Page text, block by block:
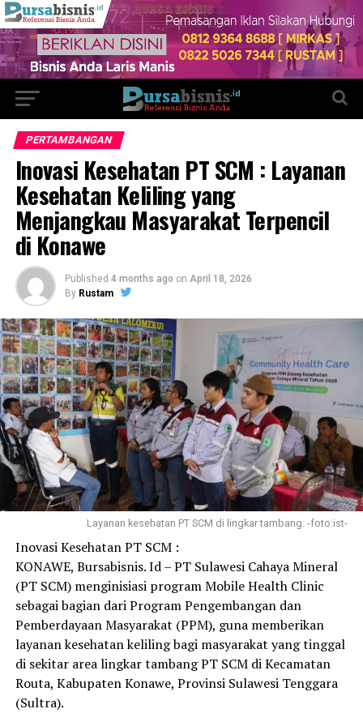
PERTAMBANGAN
Inovasi Kesehatan PT SCM : Layanan
Kesehatan Keliling yang
Menjangkau Masyarakat Terpencil
di Konawe
Published 4 months ago on April 18, 2026
By Rustam
Layanan kesehatan PT SCM di lingkar tambang. -foto:ist-
Inovasi Kesehatan PT SCM :
KONAWE, Bursabisnis. Id – PT Sulawesi Cahaya Mineral
(PT SCM) menginisiasi program Mobile Health Clinic
sebagai bagian dari Program Pengembangan dan
Pemberdayaan Masyarakat (PPM), guna memberikan
layanan kesehatan keliling bagi masyarakat yang tinggal
di sekitar area lingkar tambang PT SCM di Kecamatan
Routa, Kabupaten Konawe, Provinsi Sulawesi Tenggara
(Sultra).